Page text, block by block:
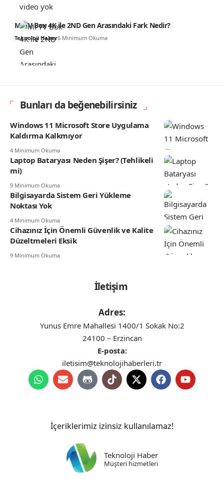
Mi TV Box 4K ile 2ND Gen Arasındaki Fark Nedir?
Teknoloji Haber6 Minimum Okuma
Bunları da beğenebilirsiniz
Windows 11 Microsoft Store Uygulama
Kaldırma Kalkmıyor
4 Minimum Okuma
Laptop Bataryası Neden Şişer? (Tehlikeli
mi)
9 Minimum Okuma
Bilgisayarda Sistem Geri Yükleme
Noktası Yok
4 Minimum Okuma
Cihazınız İçin Önemli Güvenlik ve Kalite
Düzeltmeleri Eksik
9 Minimum Okuma
İletişim
Adres:
Yunus Emre Mahallesi 1400/1 Sokak No:2
24100 – Erzincan
E-posta:
iletisim@teknolojihaberleri.tr
İçeriklerimiz izinsiz kullanılamaz!
Teknoloji Haber
Müşteri hizmetleri